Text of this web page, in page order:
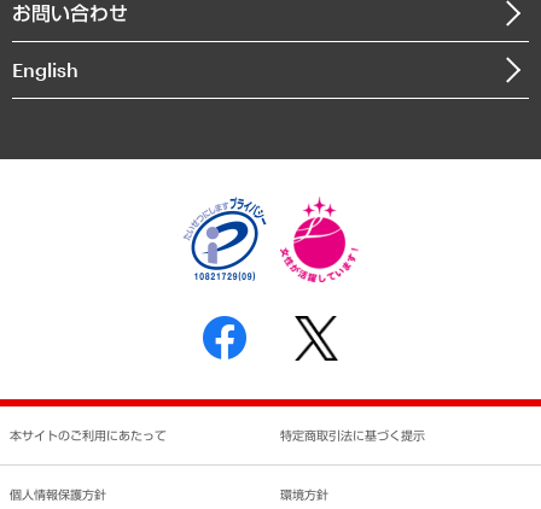
インドネシア現地法人
個人情報保護方針
反社会的勢力に対する基本方針
書面による個人情報の開示等の請求の手続きについて
お問い合わせ
English
本サイトのご利用にあたって 特定商取引法に基づく提示
個人情報保護方針 環境方針